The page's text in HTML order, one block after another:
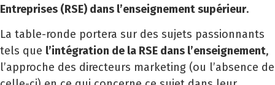
Entreprises (RSE) dans l’enseignement supérieur.
La table-ronde portera sur des sujets passionnants
tels que l’intégration de la RSE dans l’enseignement,
l’approche des directeurs marketing (ou l’absence de